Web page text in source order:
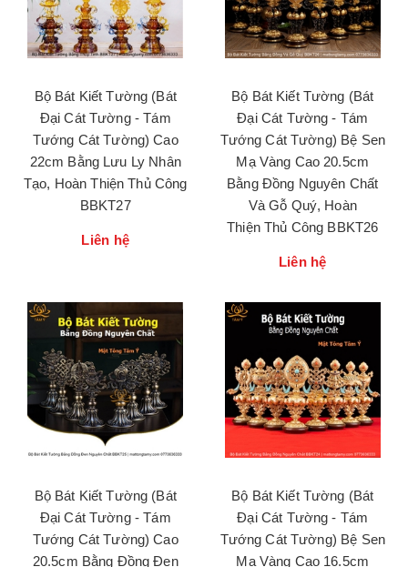
Bộ Bát Kiết Tường (Bát
Đại Cát Tường - Tám
Tướng Cát Tường) Cao
22cm Bằng Lưu Ly Nhân
Tạo, Hoàn Thiện Thủ Công
BBKT27
Liên hệ
Bộ Bát Kiết Tường (Bát
Đại Cát Tường - Tám
Tướng Cát Tường) Bệ Sen
Mạ Vàng Cao 20.5cm
Bằng Đồng Nguyên Chất
Và Gỗ Quý, Hoàn
Thiện Thủ Công BBKT26
Liên hệ
Bộ Bát Kiết Tường (Bát
Đại Cát Tường - Tám
Tướng Cát Tường) Cao
20.5cm Bằng Đồng Đen
Bộ Bát Kiết Tường (Bát
Đại Cát Tường - Tám
Tướng Cát Tường) Bệ Sen
Mạ Vàng Cao 16.5cm